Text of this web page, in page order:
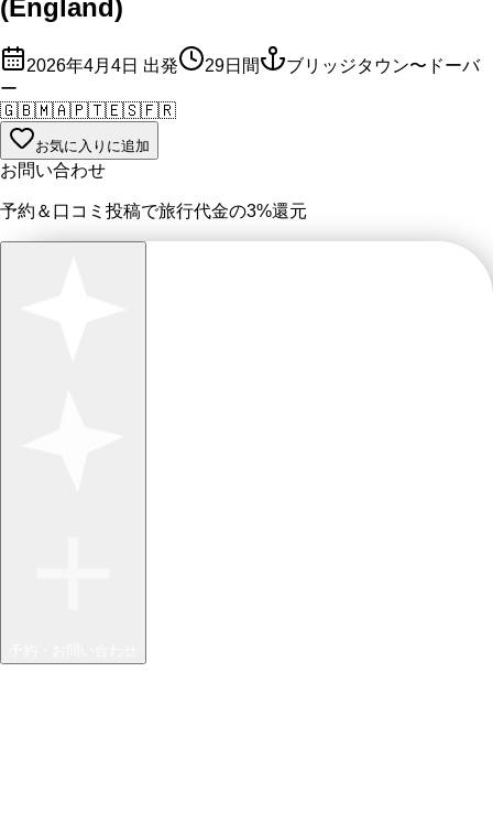
(England)
2026年4月4日 出発 29日間
ブリッジタウン〜ドーバ
ー
🇬🇧🇲🇦🇵🇹🇪🇸🇫🇷
お気に入りに追加
お問い合わせ
予約＆口コミ投稿で旅行代金の3%還元